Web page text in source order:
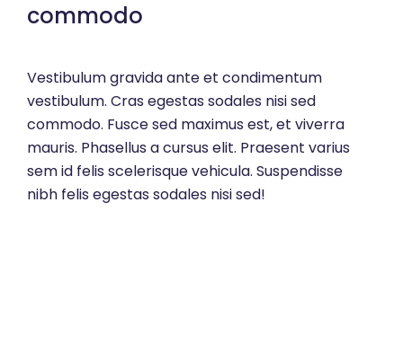
commodo
Vestibulum gravida ante et condimentum
vestibulum. Cras egestas sodales nisi sed
commodo. Fusce sed maximus est, et viverra
mauris. Phasellus a cursus elit. Praesent varius
sem id felis scelerisque vehicula. Suspendisse
nibh felis egestas sodales nisi sed!